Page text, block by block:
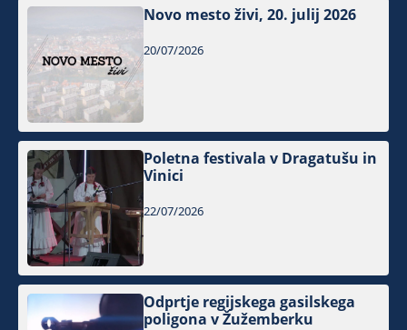
Novo mesto živi, 20. julij 2026
20/07/2026
Poletna festivala v Dragatušu in
Vinici
22/07/2026
Odprtje regijskega gasilskega
poligona v Žužemberku